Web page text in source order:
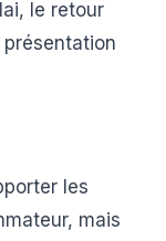
le retour
les
mais